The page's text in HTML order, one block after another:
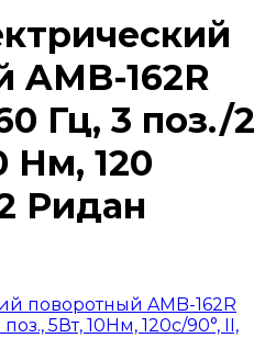
AMB-162R
Гц, 3 поз./2
Нм, 120
Ридан